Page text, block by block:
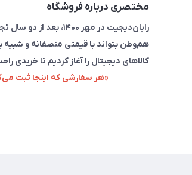
مختصری درباره فروشگاه
رایان‌دیجیت در مهر
هم‌وطن بتواند با قیمتی منصفانه و شبیه
کالاهای دیجیتال را آغاز کردیم تا خریدی
«هر سفارشی که اینجا ثبت